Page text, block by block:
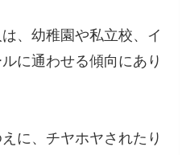
、幼稚園や私立校、イ
に通わせる傾向にあり
に、チヤホヤされたり